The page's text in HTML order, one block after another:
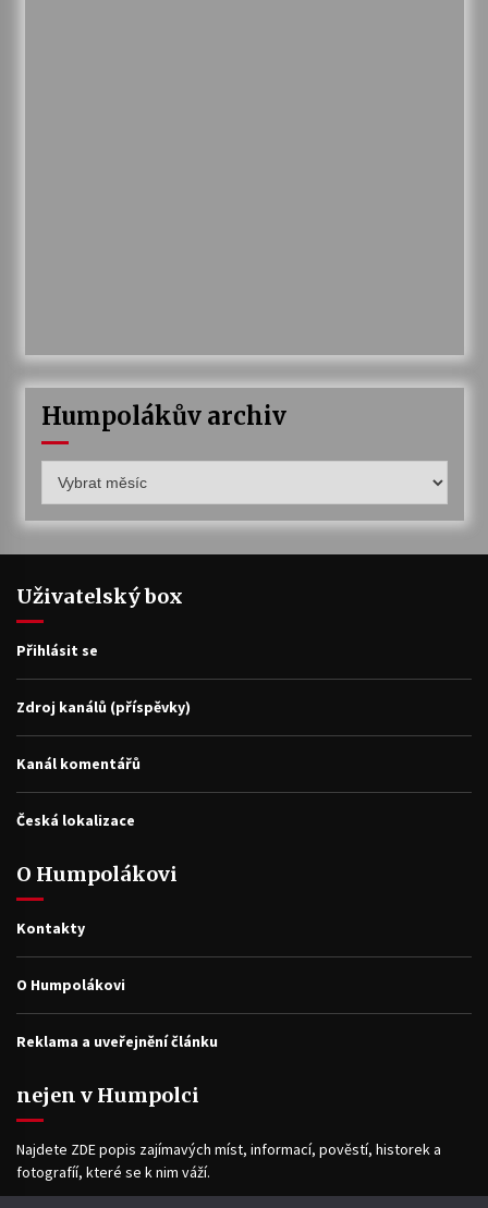
Humpolákův archiv
archiv
Uživatelský box
Přihlásit se
Zdroj kanálů (příspěvky)
Kanál komentářů
Česká lokalizace
O Humpolákovi
Kontakty
O Humpolákovi
Reklama a uveřejnění článku
nejen v Humpolci
Najdete ZDE popis zajímavých míst, informací, pověstí, historek a
fotografíí, které se k nim váží.